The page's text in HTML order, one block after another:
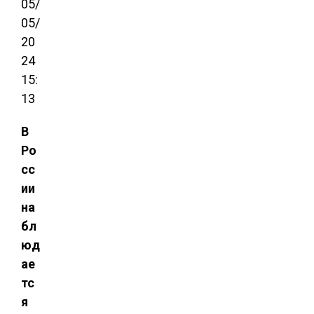
05/
05/
20
24
15:
13
В
Ро
сс
ии
на
бл
юд
ае
тс
я